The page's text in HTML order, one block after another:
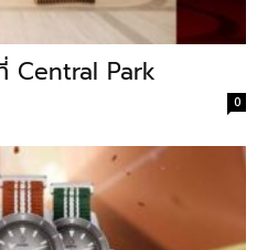
Central Park
0